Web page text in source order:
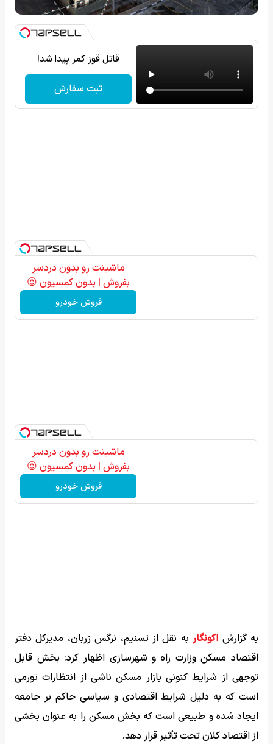
قاتل قوز کمر پیدا شد!
ثبت سفارش
ماشینت رو بدون دردسر
بفروش | بدون کمسیون 😍
فروش خودرو
ماشینت رو بدون دردسر
بفروش | بدون کمسیون 😍
فروش خودرو
به گزارش اکونگاربه نقل از تسنیم، نرگس زربان، مدیرکل دفتر
اقتصاد مسکن وزارت راه و شهرسازی اظهار کرد: بخش قابل
توجهی از شرایط کنونی بازار مسکن ناشی از انتظارات تورمی
است که به دلیل شرایط اقتصادی و سیاسی حاکم بر جامعه
ایجاد شده و طبیعی است که بخش مسکن را به عنوان بخشی
از اقتصاد کلان تحت تأثیر قرار دهد.